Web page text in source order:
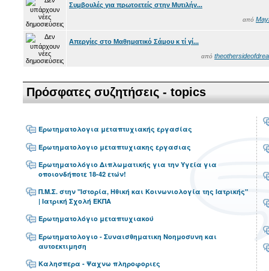
Συμβουλές για πρωτοετείς στην Μυτιλήν...
από
Απεργίες στο Μαθηματικό Σάμου κ τί γί...
από
Πρόσφατες συζητήσεις - topics
Ερωτηματολογια μεταπτυχιακής εργασίας
Ερωτηματολογιο μεταπτυχιακης εργασιας
Ερωτηματολόγιο Διπλωματικής για την Υγεία για
οποιονδήποτε 18-42 ετών!
Π.Μ.Σ. στην "Ιστορία, Ηθική και Κοινωνιολογία της Ιατρικής"
| Ιατρική Σχολή ΕΚΠΑ
Ερωτηματολόγιο μεταπτυχιακού
Ερωτηματολογιο - Συναισθηματικη Νοημοσυνη και
αυτοεκτιμηση
Καλησπερα - Ψαχνω πληροφοριες